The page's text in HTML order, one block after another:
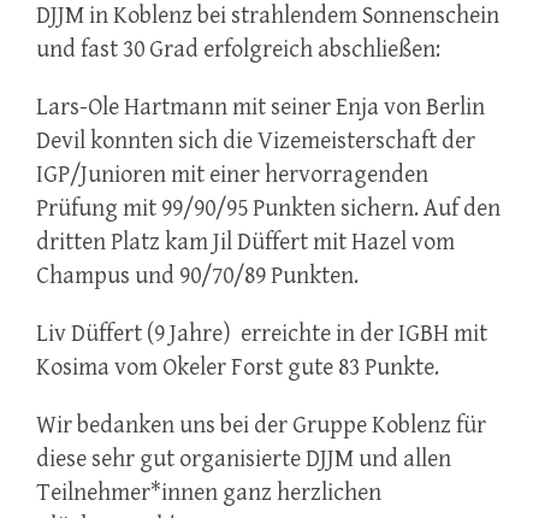
DJJM in Koblenz bei strahlendem Sonnenschein
und fast 30 Grad erfolgreich abschließen:
Lars-Ole Hartmann mit seiner Enja von Berlin
Devil konnten sich die Vizemeisterschaft der
IGP/Junioren mit einer hervorragenden
Prüfung mit 99/90/95 Punkten sichern. Auf den
dritten Platz kam Jil Düffert mit Hazel vom
Champus und 90/70/89 Punkten.
Liv Düffert (9 Jahre) erreichte in der IGBH mit
Kosima vom Okeler Forst gute 83 Punkte.
Wir bedanken uns bei der Gruppe Koblenz für
diese sehr gut organisierte DJJM und allen
Teilnehmer*innen ganz herzlichen